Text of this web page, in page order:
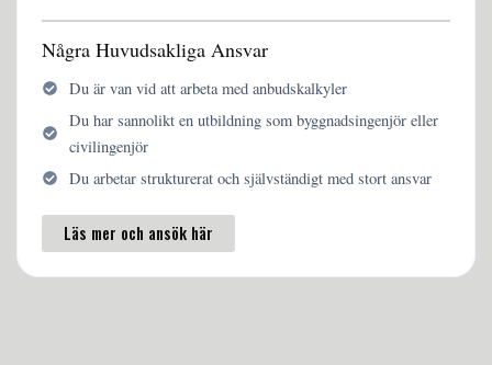
Några Huvudsakliga Ansvar
Du är van vid att arbeta med anbudskalkyler
Du har sannolikt en utbildning som byggnadsingenjör eller
civilingenjör
Du arbetar strukturerat och självständigt med stort ansvar
Läs mer och ansök här